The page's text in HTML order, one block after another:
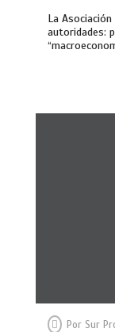
La
autoridades:
Por Sur